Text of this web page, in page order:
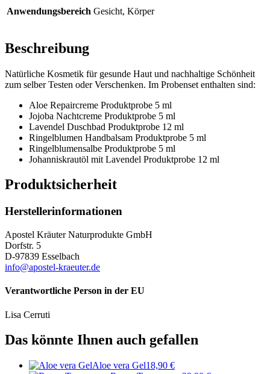
Anwendungsbereich Gesicht, Körper
Beschreibung
Natürliche Kosmetik für gesunde Haut und nachhaltige Schönheit
zum selber Testen oder Verschenken. Im Probenset enthalten sind:
Aloe Repaircreme Produktprobe 5 ml
Jojoba Nachtcreme Produktprobe 5 ml
Lavendel Duschbad Produktprobe 12 ml
Ringelblumen Handbalsam Produktprobe 5 ml
Ringelblumensalbe Produktprobe 5 ml
Johanniskrautöl mit Lavendel Produktprobe 12 ml
Produktsicherheit
Herstellerinformationen
Apostel Kräuter Naturprodukte GmbH
Dorfstr. 5
D-97839 Esselbach
info@apostel-kraeuter.de
Verantwortliche Person in der EU
Lisa Cerruti
Das könnte Ihnen auch gefallen
Aloe vera Gel18,90 €